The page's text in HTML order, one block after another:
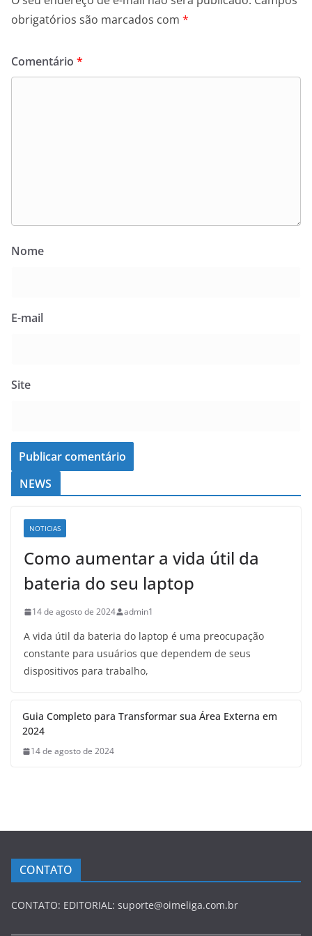
obrigatórios são marcados com *
Comentário *
Nome
E-mail
Site
NEWS
NOTICIAS
Como aumentar a vida útil da
bateria do seu laptop
14 de agosto de 2024 admin1
A vida útil da bateria do laptop é uma preocupação
constante para usuários que dependem de seus
dispositivos para trabalho,
Guia Completo para Transformar sua Área Externa em
2024
14 de agosto de 2024
CONTATO
CONTATO: EDITORIAL: suporte@oimeliga.com.br